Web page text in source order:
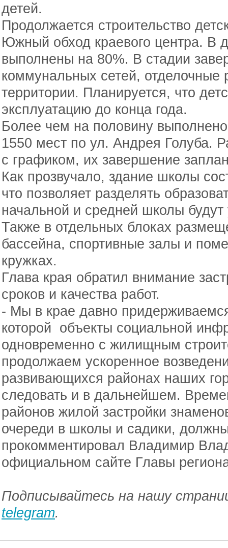
детей.
Продолжается строительство
Южный обход краевого центра. В
выполнены на 80%. В стадии
коммунальных сетей, отделочные
территории. Планируется, что
эксплуатацию до конца года.
Более чем на половину
1550 мест по ул. Андрея Голуба.
с графиком, их завершение
Как прозвучало, здание школы
что позволяет разделять
начальной и средней школы будут
Также в отдельных блоках
бассейна, спортивные залы и
кружках.
Глава края обратил внимание
сроков и качества работ.
- Мы в крае давно
которой объекты социальной
одновременно с жилищным
продолжаем ускоренное
развивающихся районах наших
следовать и в дальнейшем.
районов жилой застройки
очереди в школы и садики,
прокомментировал Владимир
официальном сайте Главы
Подписывайтесь на нашу
telegram.